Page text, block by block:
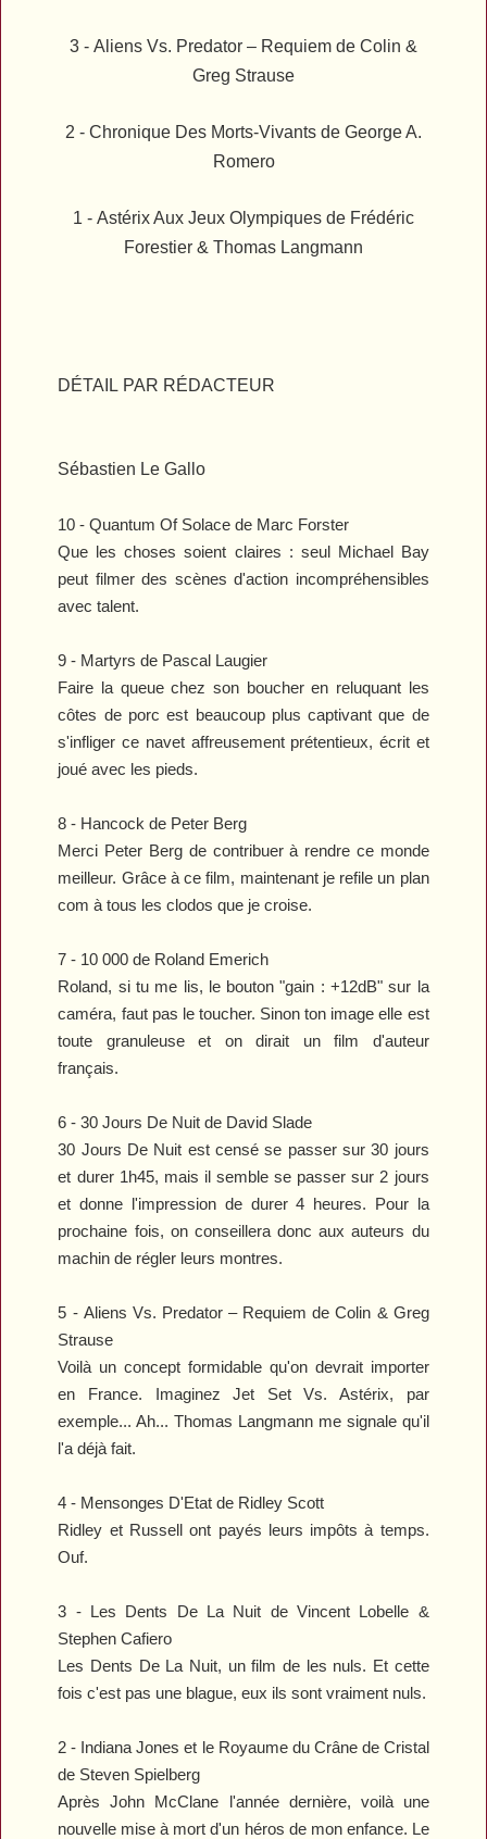
3 - Aliens Vs. Predator – Requiem de Colin &
Greg Strause
2 - Chronique Des Morts-Vivants de George A.
Romero
1 - Astérix Aux Jeux Olympiques de Frédéric
Forestier & Thomas Langmann
DÉTAIL PAR RÉDACTEUR
Sébastien Le Gallo
10 -Quantum Of Solace de Marc Forster
Que les choses soient claires : seul Michael Bay
peut filmer des scènes d'action incompréhensibles
avec talent.
9 - Martyrs de Pascal Laugier
Faire la queue chez son boucher en reluquant les
côtes de porc est beaucoup plus captivant que de
s'infliger ce navet affreusement prétentieux, écrit et
joué avec les pieds.
8 - Hancock de Peter Berg
Merci Peter Berg de contribuer à rendre ce monde
meilleur. Grâce à ce film, maintenant je refile un plan
com à tous les clodos que je croise.
7 - 10 000 de Roland Emerich
Roland, si tu me lis, le bouton "gain : +12dB" sur la
caméra, faut pas le toucher. Sinon ton image elle est
toute granuleuse et on dirait un film d'auteur
français.
6 -30 Jours De Nuit de David Slade
30 Jours De Nuit est censé se passer sur 30 jours
et durer 1h45, mais il semble se passer sur 2 jours
et donne l'impression de durer 4 heures. Pour la
prochaine fois, on conseillera donc aux auteurs du
machin de régler leurs montres.
5 - Aliens Vs. Predator – Requiem de Colin & Greg
Strause
Voilà un concept formidable qu'on devrait importer
en France. ImaginezJet Set Vs. Astérix, par
exemple... Ah... Thomas Langmann me signale qu'il
l'a déjà fait.
4 - Mensonges D'Etat de Ridley Scott
Ridley et Russell ont payés leurs impôts à temps.
Ouf.
3 - Les Dents De La Nuit de Vincent Lobelle &
Stephen Cafiero
Les Dents De La Nuit, un film de les nuls. Et cette
fois c'est pas une blague, eux ils sont vraiment nuls.
2 - Indiana Jones et le Royaume du Crâne de Cristal
de Steven Spielberg
Après John McClane l'année dernière, voilà une
nouvelle mise à mort d'un héros de mon enfance. Le